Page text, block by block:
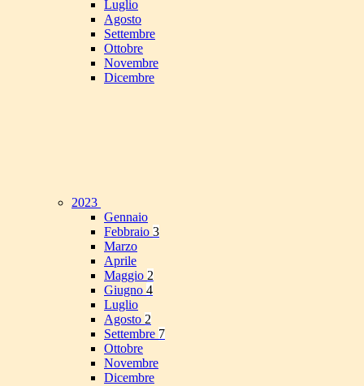
Luglio
Agosto
Settembre
Ottobre
Novembre
Dicembre
2023
Gennaio
Febbraio 3
Marzo
Aprile
Maggio 2
Giugno 4
Luglio
Agosto 2
Settembre 7
Ottobre
Novembre
Dicembre